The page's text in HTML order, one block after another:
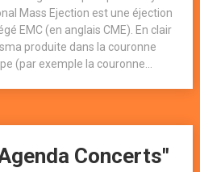
Mass Ejection est une éjection
EMC (en anglais CME). En clair
produite dans la couronne
(par exemple la couronne...
Concerts"